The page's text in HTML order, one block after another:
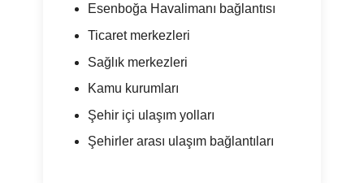
Esenboğa Havalimanı bağlantısı
Ticaret merkezleri
Sağlık merkezleri
Kamu kurumları
Şehir içi ulaşım yolları
Şehirler arası ulaşım bağlantıları